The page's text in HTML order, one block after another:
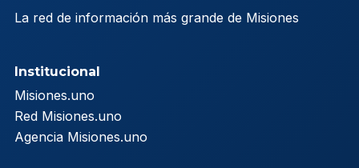
La red de información más grande de Misiones
Institucional
Misiones.uno
Red Misiones.uno
Agencia Misiones.uno